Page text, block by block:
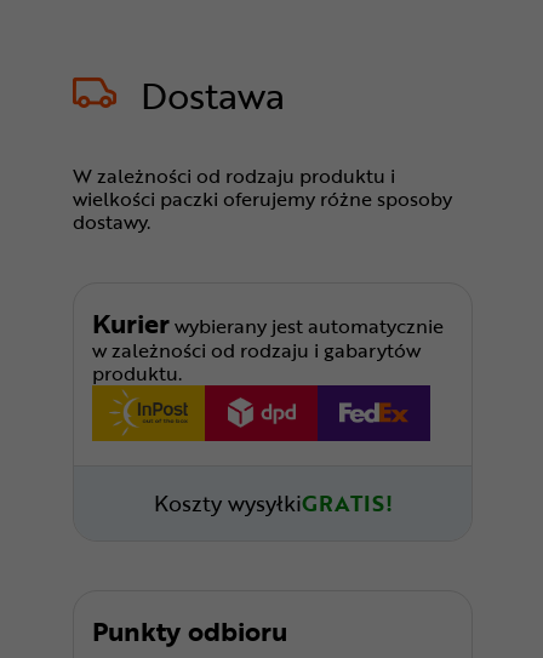
Dostawa
W zależności od rodzaju produktu i
wielkości paczki oferujemy różne sposoby
dostawy.
Kurierwybierany jest automatycznie
w zależności od rodzaju i gabarytów
produktu.
Koszty wysyłkiGRATIS!
Punkty odbioru